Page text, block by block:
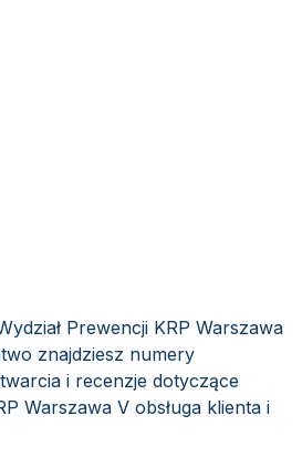
Prewencji KRP Warszawa
znajdziesz numery
i recenzje dotyczące
Warszawa V obsługa klienta i